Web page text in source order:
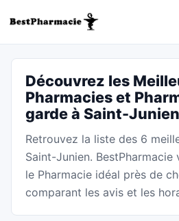
Découvrez les
Pharmacies et
garde à Saint-Junien
Retrouvez la liste des 6
Saint-Junien.
le Pharmacie idéal près de
comparant les avis et les